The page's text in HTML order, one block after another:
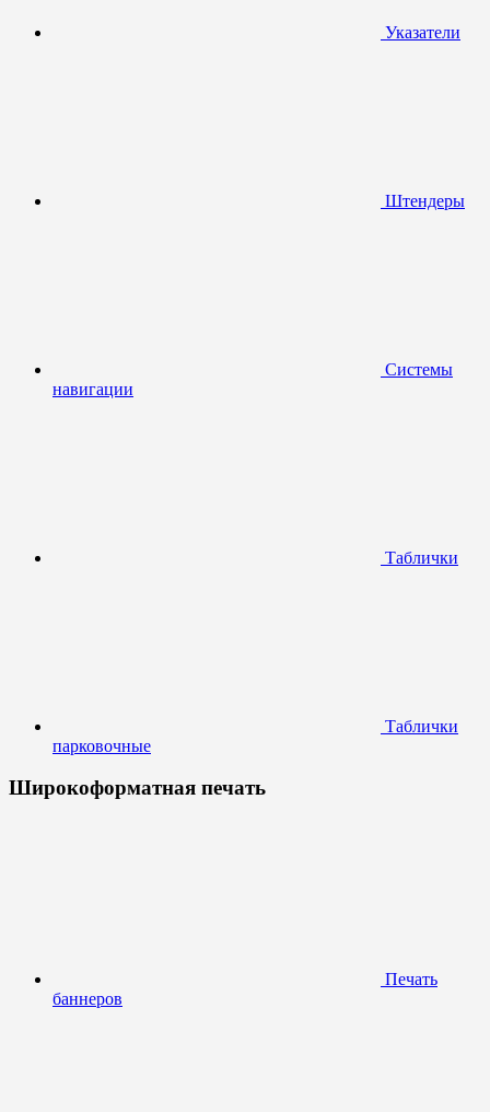
Указатели
Штендеры
Системы
навигации
Таблички
Таблички
парковочные
Широкоформатная печать
Печать
баннеров